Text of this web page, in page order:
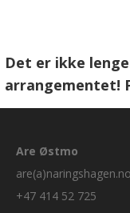
Det er ikke
arrangementet!
Are Østmo
are(a)naringshagen.no
+47 414 52 725